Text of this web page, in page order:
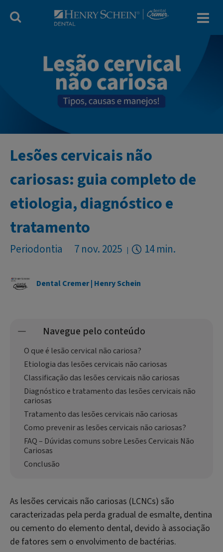
Lesões cervicais não
cariosas: guia completo de
etiologia, diagnóstico e
tratamento
Periodontia 7 nov. 2025 14 min.
Dental Cremer | Henry Schein
Navegue pelo conteúdo
O que é lesão cervical não cariosa?
Etiologia das lesões cervicais não cariosas
Classificação das lesões cervicais não cariosas
Diagnóstico e tratamento das lesões cervicais não
cariosas
Tratamento das lesões cervicais não cariosas
Como prevenir as lesões cervicais não cariosas?
FAQ – Dúvidas comuns sobre Lesões Cervicais Não
Cariosas
Conclusão
As lesões cervicais não cariosas (LCNCs) são
caracterizadas pela perda gradual de esmalte, dentina
ou cemento do elemento dental, devido à associação
de fatores sem o envolvimento de bactérias.